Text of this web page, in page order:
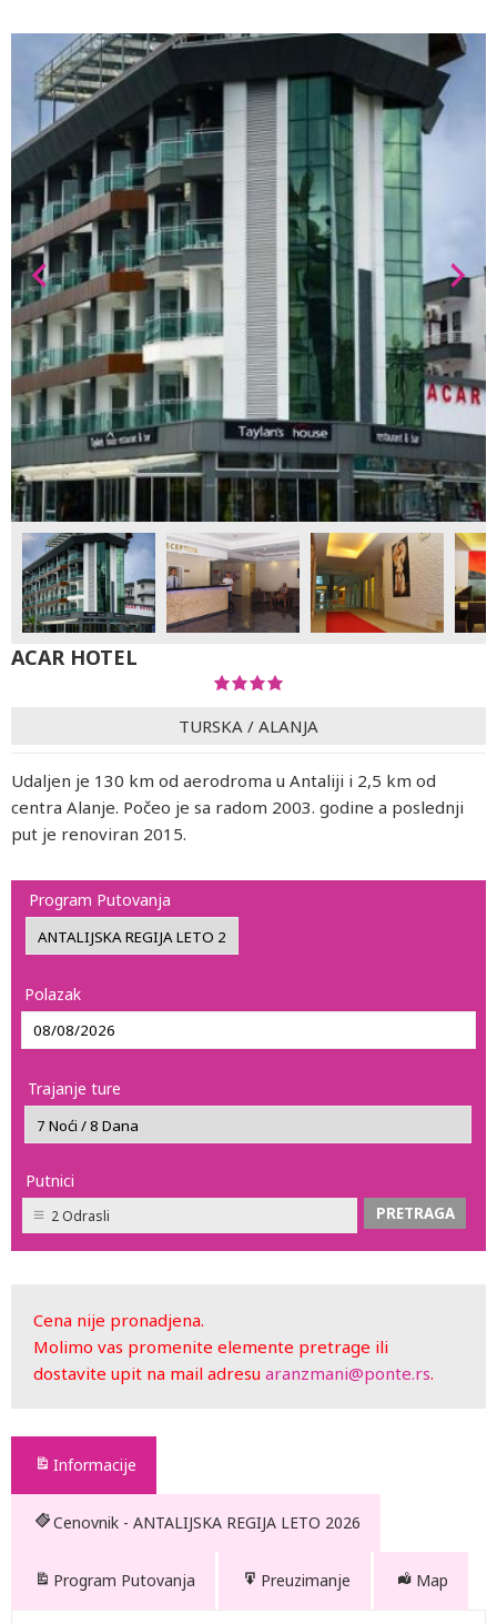
ACAR HOTEL
TURSKA / ALANJA
Udaljen je 130 km od aerodroma u Antaliji i 2,5 km od
centra Alanje. Počeo je sa radom 2003. godine a poslednji
put je renoviran 2015.
Program Putovanja
Polazak
Trajanje ture
Putnici
2 Odrasli
Cena nije pronadjena.
Molimo vas promenite elemente pretrage ili
dostavite upit na mail adresu aranzmani@ponte.rs.
Informacije
Cenovnik - ANTALIJSKA REGIJA LETO 2026
Program Putovanja Preuzimanje Map